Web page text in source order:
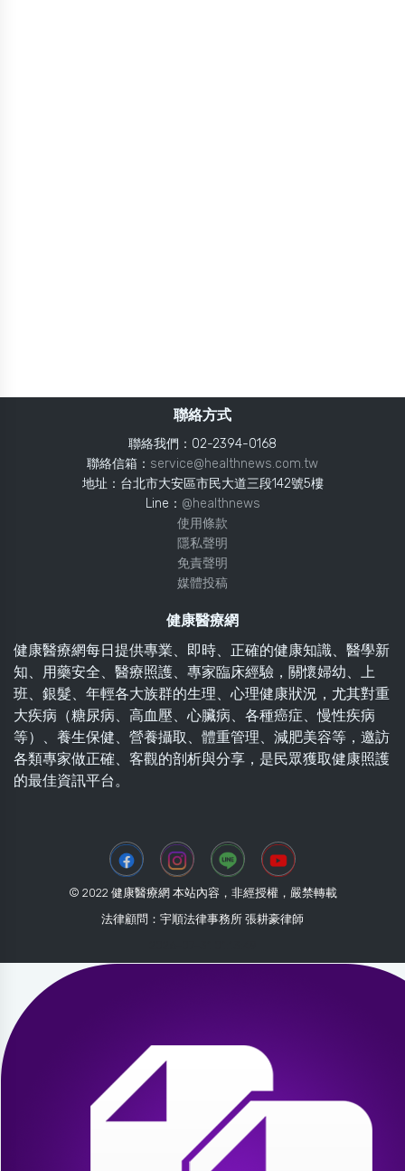
聯絡方式
聯絡我們：02-2394-0168
聯絡信箱： service@healthnews.com.tw
地址：台北市大安區市民大道三段142號5樓
Line： @healthnews
使用條款
隱私聲明
免責聲明
媒體投稿
健康醫療網
健康醫療網每日提供專業、即時、正確的健康知識、醫學新
知、用藥安全、醫療照護、專家臨床經驗，關懷婦幼、上
班、銀髮、年輕各大族群的生理、心理健康狀況，尤其對重
大疾病（糖尿病、高血壓、心臟病、各種癌症、慢性疾病
等）、養生保健、營養攝取、體重管理、減肥美容等，邀訪
各類專家做正確、客觀的剖析與分享，是民眾獲取健康照護
的最佳資訊平台。
© 2022 健康醫療網 本站內容，非經授權，嚴禁轉載
法律顧問：宇順法律事務所 張耕豪律師